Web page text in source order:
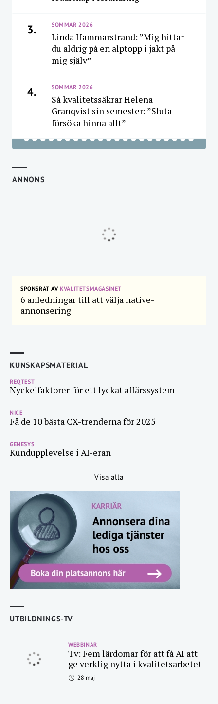
3. SOMMAR 2026
Linda Hammarstrand: ”Mig hittar
du aldrig på en alptopp i jakt på
mig själv”
4. SOMMAR 2026
Så kvalitetssäkrar Helena
Granqvist sin semester: ”Sluta
försöka hinna allt”
ANNONS
SPONSRAT AVKVALITETSMAGASINET
6 anledningar till att välja native-
annonsering
KUNSKAPSMATERIAL
REQTEST
Nyckelfaktorer för ett lyckat affärssystem
NICE
Få de 10 bästa CX-trenderna för 2025
GENESYS
Kundupplevelse i AI-eran
Visa alla
UTBILDNINGS-TV
WEBBINAR
Tv: Fem lärdomar för att få AI att
ge verklig nytta i kvalitetsarbetet
28 maj